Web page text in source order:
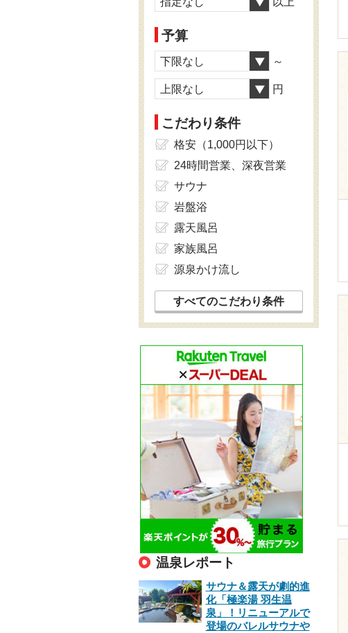
予算
下限なし ～
上限なし 円
こだわり条件
格安（1,000円以下）
24時間営業、深夜営業
サウナ
岩盤浴
露天風呂
家族風呂
源泉かけ流し
すべてのこだわり条件
温泉レポート
サウナ＆露天が劇的進
化「極楽湯 羽生温
泉」！リニューアルで
登場のバレルサウナや